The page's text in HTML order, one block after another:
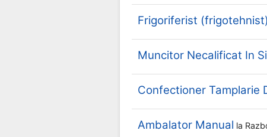
Frigoriferist (frigotehnist)
Muncitor Necalificat In
Confectioner Tamplarie
Ambalator Manual la